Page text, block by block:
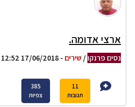
ארצי אדומה.
נסים פרנקו/ שירים - 17/06/2018 12:52
11
תגובות
385
צפיות